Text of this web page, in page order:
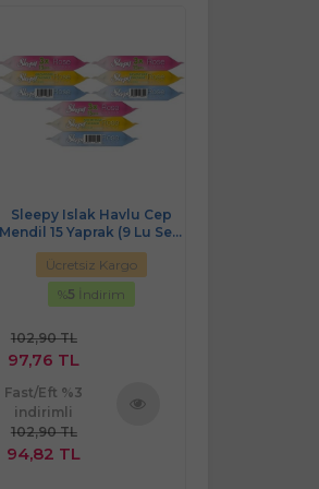
Sleepy Islak Havlu Cep
Mendil (3 Lü Pk) 15 Yaprak
Travel Pk Rose/Garden (45
Yaprak)
Ücretsiz Kargo
%5 İndirim
35,90 TL
34,11 TL
Fast/Eft %3
indirimli
35,90 TL
33,08 TL